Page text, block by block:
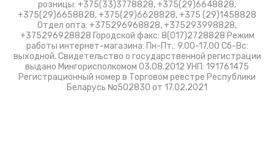
розницы: +375(33)3778828, +375(29)6648828,
+375(29)6658828, +375(29)6628828, +375 (29)1458828
Отдел опта: +375296968828, +375293998828,
+375296928828 Городской факс: 8(017)2728828 Режим
работы интернет-магазина: Пн-Пт.: 9.00-17.00 Сб-Вс:
выходной. Свидетельство о государственной регистрации
выдано Мингорисполкомом 03.08.2012 УНП: 191761475
Регистрационный номер в Торговом реестре Республики
Беларусь №502830 от 17.02.2021